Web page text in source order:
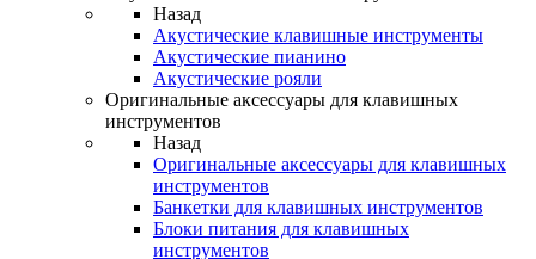
Назад
Акустические клавишные инструменты
Акустические пианино
Акустические рояли
Оригинальные аксессуары для клавишных
инструментов
Назад
Оригинальные аксессуары для клавишных
инструментов
Банкетки для клавишных инструментов
Блоки питания для клавишных
инструментов